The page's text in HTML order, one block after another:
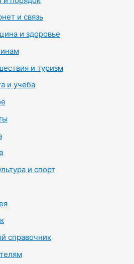
и связь
и здоровье
и туризм
и учеба
и спорт
справочник